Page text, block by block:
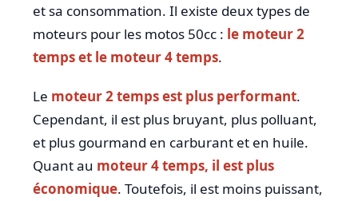
et sa consommation. Il existe deux types de
moteurs pour les motos 50cc : le moteur 2
temps et le moteur 4 temps.
Le moteur 2 temps est plus performant.
Cependant, il est plus bruyant, plus polluant,
et plus gourmand en carburant et en huile.
Quant au moteur 4 temps, il est plus
économique. Toutefois, il est moins puissant,